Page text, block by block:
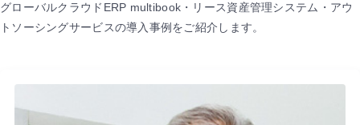
グローバルクラウドERP multibook・リース資産管理システム・アウ
トソーシングサービスの導入事例をご紹介します。